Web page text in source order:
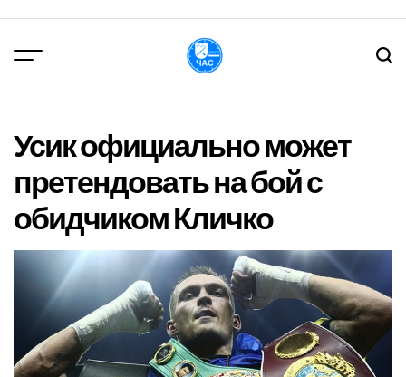
вмісту
Усик официально может
претендовать на бой с
обидчиком Кличко